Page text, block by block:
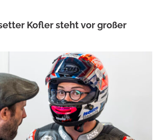
Kofler steht vor großer